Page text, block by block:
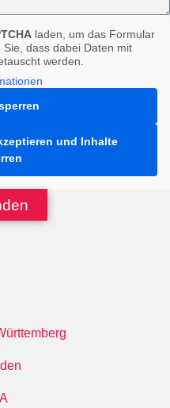
laden, um das Formular
dass dabei Daten mit
werden.
und Inhalte